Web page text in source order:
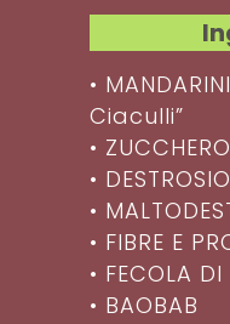
•
Ciaculli”
• ZUCCHERO
• DESTROSIO
•
• FIBRE E
• FECOLA
• BAOBAB